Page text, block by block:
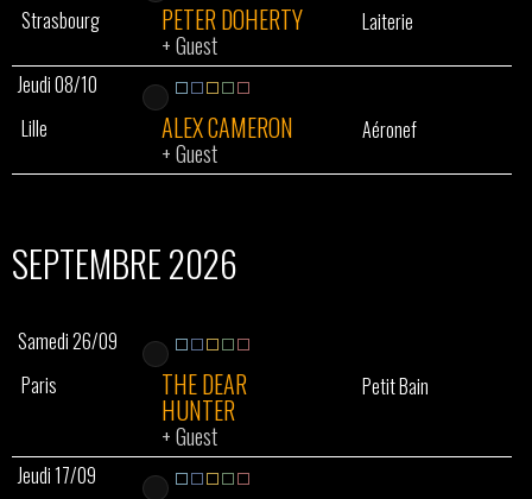
Strasbourg
PETER DOHERTY
+ Guest
Laiterie
Jeudi 08/10
Lille
ALEX CAMERON
+ Guest
Aéronef
SEPTEMBRE 2026
Samedi 26/09
Paris
THE DEAR
HUNTER
+ Guest
Petit Bain
Jeudi 17/09